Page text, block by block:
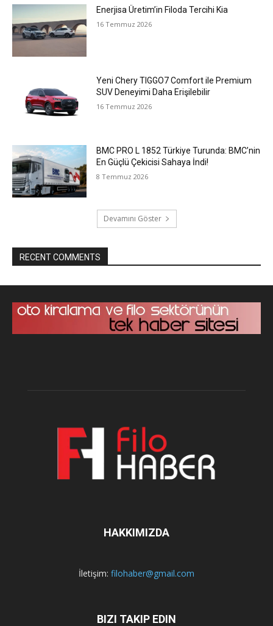
HAKKIMIZDA
İletişim: filohaber@gmail.com
BIZI TAKIP EDIN